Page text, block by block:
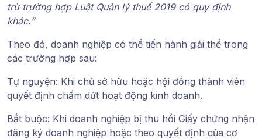
trừ trường hợp Luật Quản lý thuế 2019 có quy định
khác.”
Theo đó, doanh nghiệp có thể tiến hành giải thể trong
các trường hợp sau:
Tự nguyện: Khi chủ sở hữu hoặc hội đồng thành viên
quyết định chấm dứt hoạt động kinh doanh.
Bắt buộc: Khi doanh nghiệp bị thu hồi Giấy chứng nhận
đăng ký doanh nghiệp hoặc theo quyết định của cơ